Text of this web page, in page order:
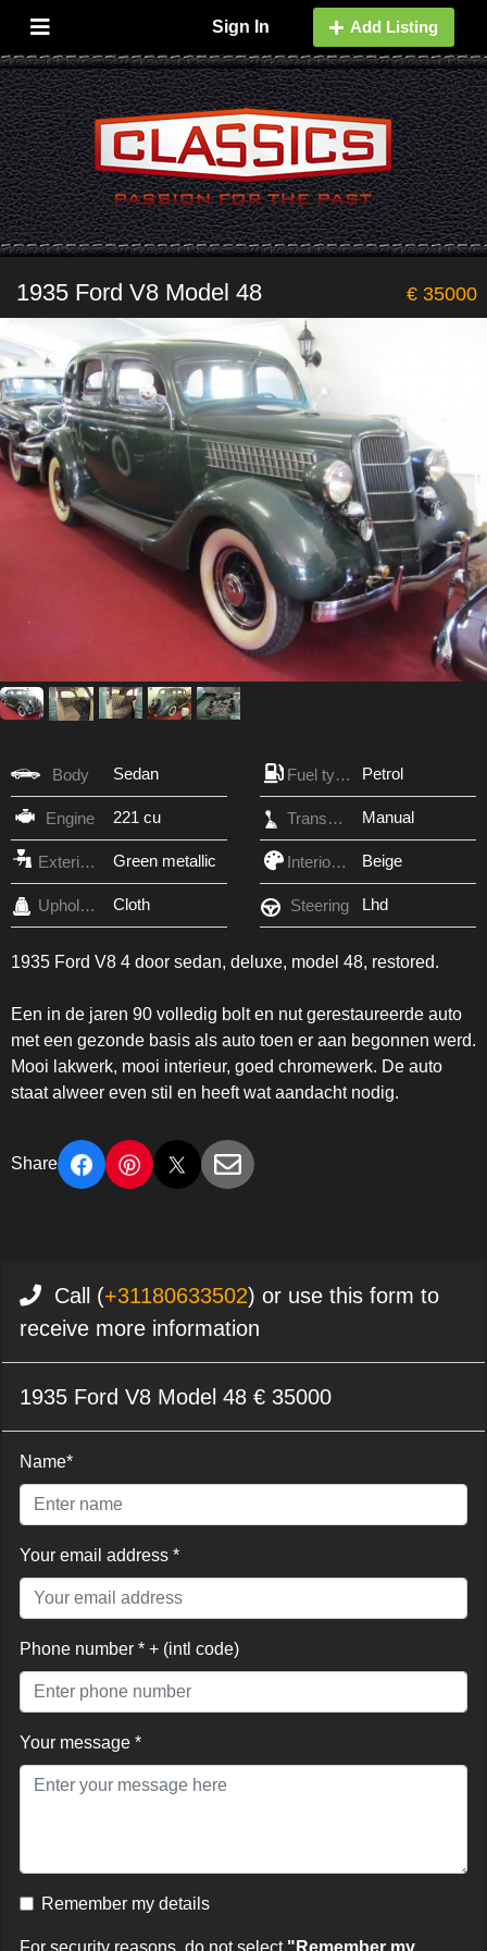
Sign In Add Listing
1935 Ford V8 Model 48 € 35000
Body Sedan Fuel type Petrol
Engine 221 cu Transmission Manual
Exterior Color Green metallic Interior Color Beige
Upholstery Cloth Steering Lhd
1935 Ford V8 4 door sedan, deluxe, model 48, restored.
Een in de jaren 90 volledig bolt en nut gerestaureerde auto
met een gezonde basis als auto toen er aan begonnen werd.
Mooi lakwerk, mooi interieur, goed chromewerk. De auto
staat alweer even stil en heeft wat aandacht nodig.
Share
Call (+31180633502) or use this form to
receive more information
1935 Ford V8 Model 48 € 35000
Name*
Your email address *
Phone number * + (intl code)
Your message *
Remember my details